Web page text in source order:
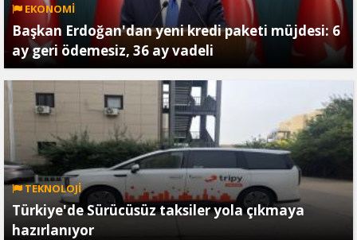
EKONOMİ
Başkan Erdoğan'dan yeni kredi paketi müjdesi: 6
ay geri ödemesiz, 36 ay vadeli
TEKNOLOJİ
Türkiye'de Sürücüsüz taksiler yola çıkmaya
hazırlanıyor